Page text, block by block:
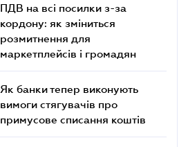
ПДВ на всі посилки з-за
кордону: як зміниться
розмитнення для
маркетплейсів і громадян
Як банки тепер виконують
вимоги стягувачів про
примусове списання коштів